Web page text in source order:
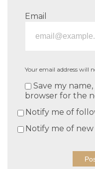
Email
Your email address will
Save my
browser for the
Notify me of
Notify me of new